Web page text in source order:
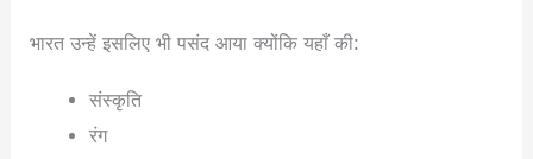
भारत उन्हें इसलिए भी पसंद आया क्योंकि यहाँ की:
संस्कृति
रंग